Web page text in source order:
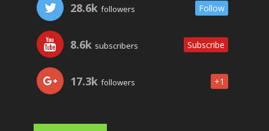
28.6k followers Follow
8.6k subscribers Subscribe
17.3k followers +1